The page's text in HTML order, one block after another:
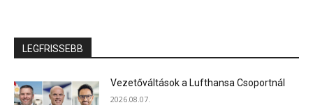
LEGFRISSEBB
Vezetőváltások a Lufthansa Csoportnál
2026.08.07.